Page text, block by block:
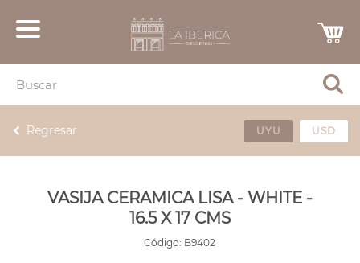
Regresar UYU USD
VASIJA CERAMICA LISA - WHITE -
16.5 X 17 CMS
Código: B9402